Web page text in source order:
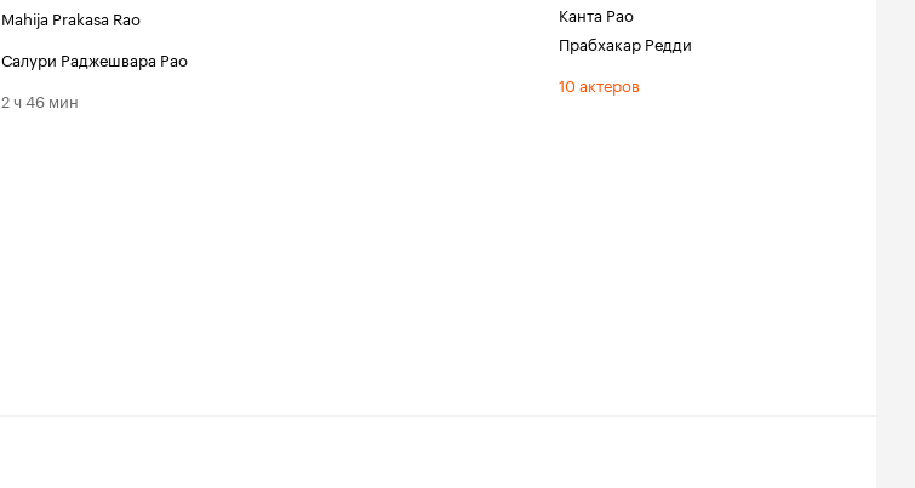
Mahija Prakasa Rao
Салури Раджешвара Рао
2 ч 46 мин
Канта Рао
Прабхакар Редди
10 актеров